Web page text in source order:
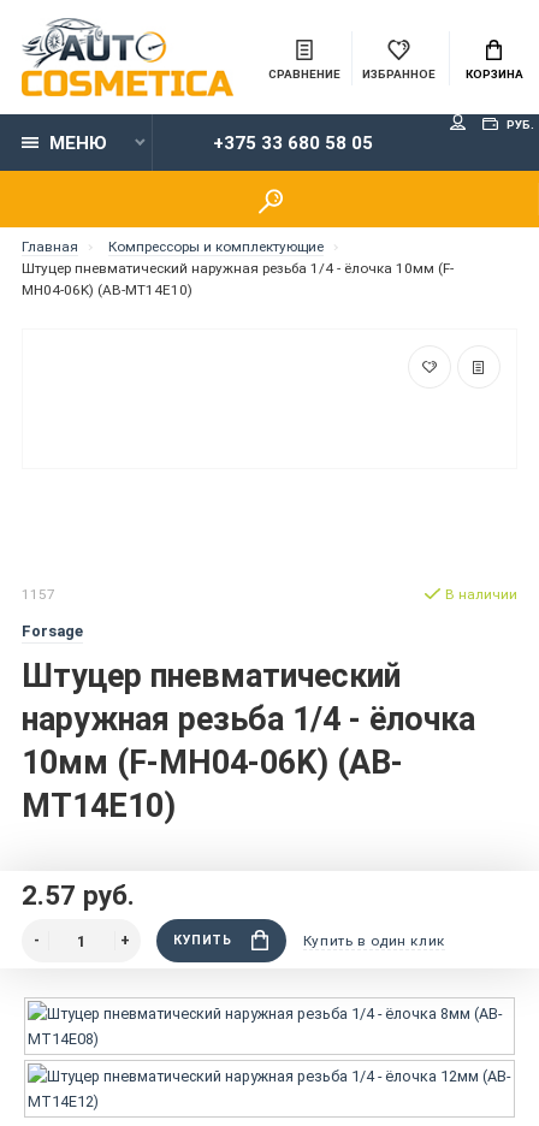
СРАВНЕНИЕ ИЗБРАННОЕ КОРЗИНА
МЕНЮ +375 33 680 58 05
РУБ.
Главная
Компрессоры и комплектующие
Штуцер пневматический наружная резьба 1/4 - ёлочка 10мм (F-
MH04-06K) (AB-MT14E10)
1157
Forsage
Штуцер пневматический
наружная резьба 1/4 - ёлочка
10мм (F-MH04-06K) (AB-
MT14E10)
В наличии
2.57 руб.
КУПИТЬ Купить в один клик